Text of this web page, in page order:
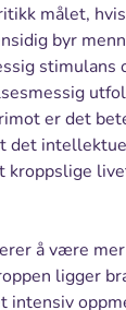
målet,
byr
stimulans
er det
det
kroppslige
å være
ligger
intensiv